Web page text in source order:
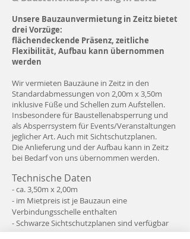
Unsere Bauzaunvermietungin Zeitz bietet
drei Vorzüge:
flächendeckende Präsenz, zeitliche
Flexibilität, Aufbau kann übernommen
werden
Wir vermieten Bauzäune in Zeitz in den
Standardabmessungen von 2,00m x 3,50m
inklusive Füße und Schellen zum Aufstellen.
Insbesondere für Baustellenabsperrung und
als Absperrsystem für Events/Veranstaltungen
jeglicher Art. Auch mit Sichtschutzplanen.
Die Anlieferung und der Aufbau kann in Zeitz
bei Bedarf von uns übernommen werden.
Technische Daten
- ca. 3,50m x 2,00m
- im Mietpreis ist je Bauzaun eine
Verbindungsschelle enthalten
- Schwarze Sichtschutzplanen sind verfügbar